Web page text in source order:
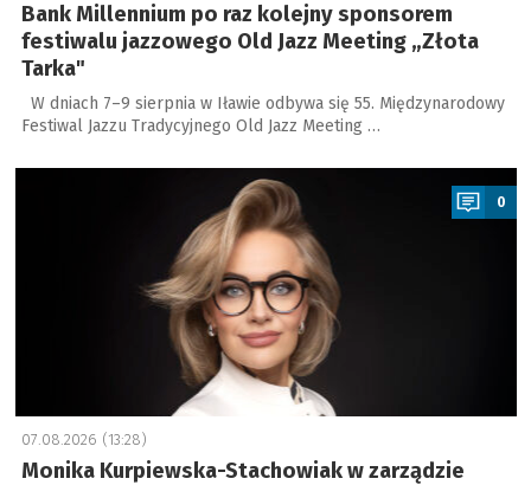
Bank Millennium po raz kolejny sponsorem
festiwalu jazzowego Old Jazz Meeting „Złota
Tarka"
W dniach 7–9 sierpnia w Iławie odbywa się 55. Międzynarodowy
Festiwal Jazzu Tradycyjnego Old Jazz Meeting …
a
0
07.08.2026 (13:28)
Monika Kurpiewska-Stachowiak w zarządzie